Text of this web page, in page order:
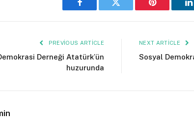
Facebook Twitter Pinterest
PREVIOUS ARTICLE
Derneği Atatürk’ün
huzurunda
NEXT ARTICLE
Sosyal